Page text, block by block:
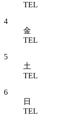
TEL
4
金
TEL
5
土
TEL
6
日
TEL